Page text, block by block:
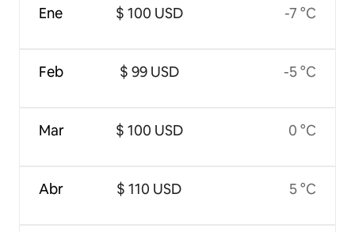
Ene
Feb
Mar
Abr
$ 100 USD
$ 99 USD
$ 100 USD
$ 110 USD
-7 °C
-5 °C
0 °C
5 °C